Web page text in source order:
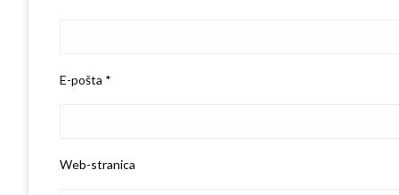
E-pošta *
Web-stranica